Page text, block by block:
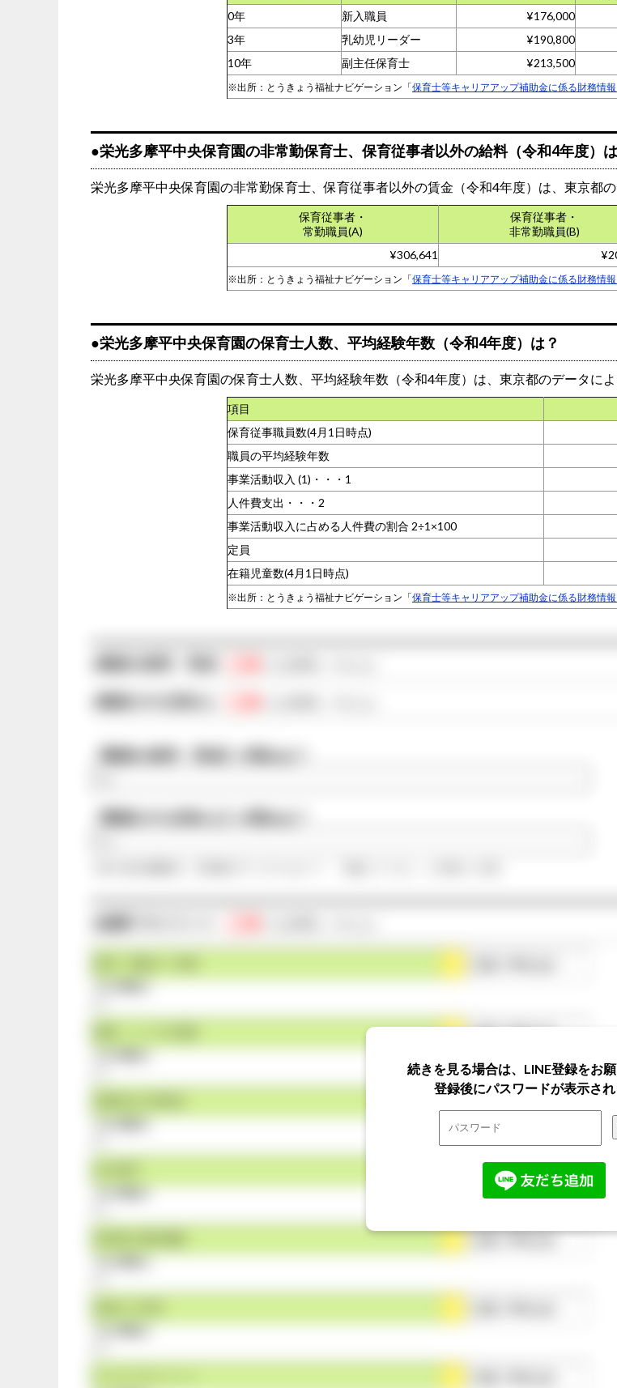
0年 新入職員 ¥176,000
3年
乳幼児リーダー ¥190,800
10年
副主任保育士 ¥213,500
※出所：とうきょう福祉ナビゲーション「保育士等キャリアアップ補助金に係る財務情
●栄光多摩平中央保育園の非常勤保育士、保育従事者以外の給料（令和4年度）
栄光多摩平中央保育園の非常勤保育士、保育従事者以外の賃金（令和4年度）は、東京都
保育従事者・
常勤職員(A)
保育従事者・
非常勤職員(B)
¥306,641
※出所：とうきょう福祉ナビゲーション「保育士等キャリアアップ補助金に係る財務情
●栄光多摩平中央保育園の保育士人数、平均経験年数（令和4年度）は？
栄光多摩平中央保育園の保育士人数、平均経験年数（令和4年度）は、東京都のデータに
項目
保育従事職員数(4月1日時点)
職員の平均経験年数
事業活動収入 (1)・・・1
人件費支出・・・2
事業活動収入に占める人件費の割合 2÷1×100
定員
在籍児童数(4月1日時点)
※出所：とうきょう福祉ナビゲーション「保育士等キャリアアップ補助金に係る財務情
続きを見る場合は、LINE登録をお願
登録後にパスワードが表示され
【その弱み】
◯点
【その弱み】
【その弱み】
◯点 （平均◯点）
【その弱み】
◯点
【その弱み】
【その弱み】